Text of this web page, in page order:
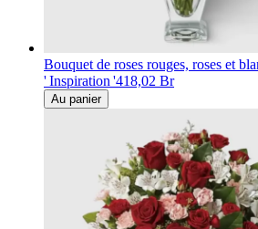
Bouquet de roses rouges, roses et
' Inspiration '418,02 Br
Au panier